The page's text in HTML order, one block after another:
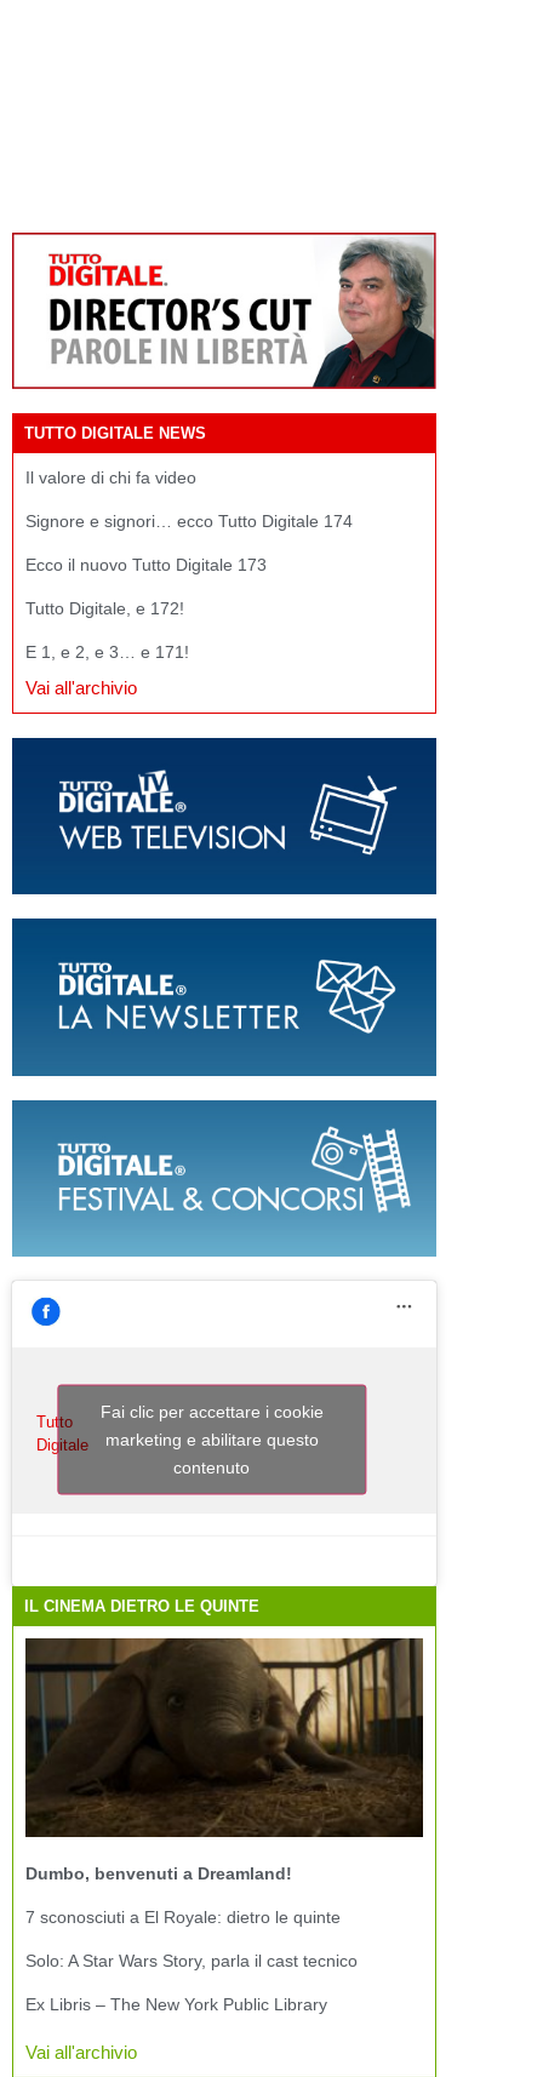
TUTTO DIGITALE NEWS
Il valore di chi fa video
Signore e signori… ecco Tutto Digitale 174
Ecco il nuovo Tutto Digitale 173
Tutto Digitale, e 172!
E 1, e 2, e 3… e 171!
Vai all'archivio
Tutto
Digitale
Fai clic per accettare i cookie
marketing e abilitare questo
contenuto
IL CINEMA DIETRO LE QUINTE
Dumbo, benvenuti a Dreamland!
7 sconosciuti a El Royale: dietro le quinte
Solo: A Star Wars Story, parla il cast tecnico
Ex Libris – The New York Public Library
Vai all'archivio